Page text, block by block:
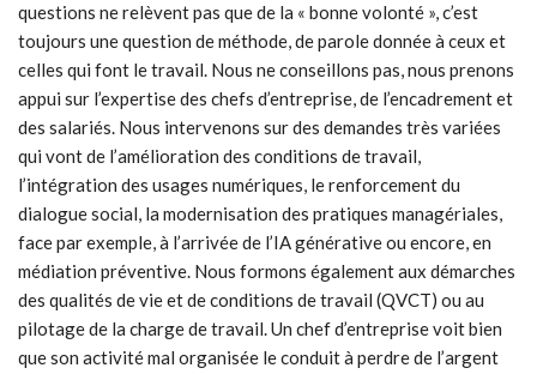
questions ne relèvent pas que de la « bonne volonté », c’est
toujours une question de méthode, de parole donnée à ceux et
celles qui font le travail. Nous ne conseillons pas, nous prenons
appui sur l’expertise des chefs d’entreprise, de l’encadrement et
des salariés. Nous intervenons sur des demandes très variées
qui vont de l’amélioration des conditions de travail,
l’intégration des usages numériques, le renforcement du
dialogue social, la modernisation des pratiques managériales,
face par exemple, à l’arrivée de l’IA générative ou encore, en
médiation préventive. Nous formons également aux démarches
des qualités de vie et de conditions de travail (QVCT) ou au
pilotage de la charge de travail. Un chef d’entreprise voit bien
que son activité mal organisée le conduit à perdre de l’argent